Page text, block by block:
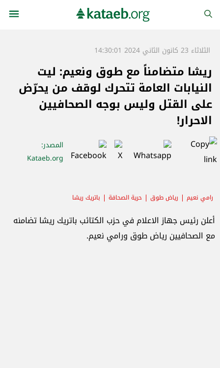
الثلاثاء 23 كانون الثاني 2024 14:30:01
ريشا متضامناً مع طوق ونعيم: ليت
النيابات العامة تتحرك لوقف من يحرّض
على القتل وليس بوجه الصحافيين
الاحرار!
المصدر:
Kataeb.org
رامي نعيم رياض طوق حرية الصحافة باتريك ريشا
أعلن رئيس جهاز الاعلام في حزب الكتائب باتريك ريشا تضامنه
مع الصحافيين رياض طوق ورامي نعيم.